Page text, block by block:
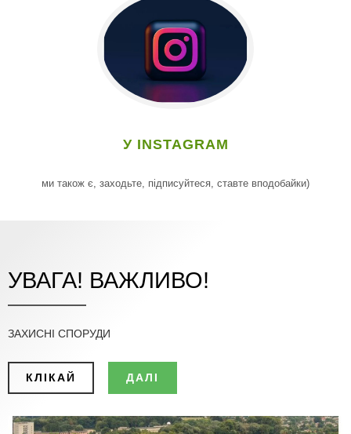
У INSTAGRAM
ми також є, заходьте, підписуйтеся, ставте вподобайки)
УВАГА! ВАЖЛИВО!
ЗАХИСНІ СПОРУДИ
КЛІКАЙ ДАЛІ